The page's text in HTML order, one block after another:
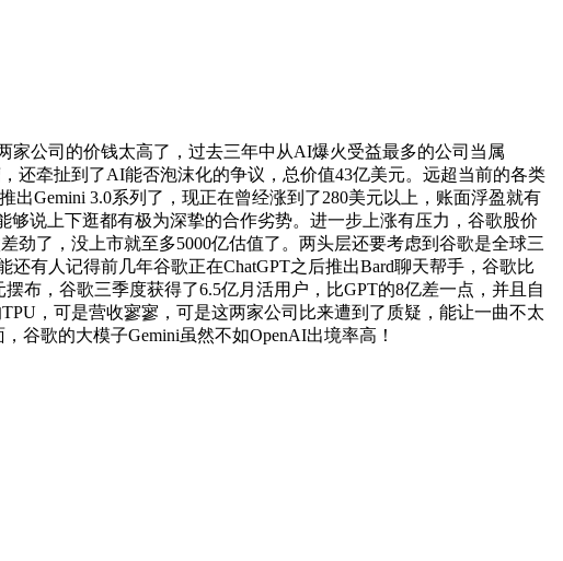
公司的价钱太高了，过去三年中从AI爆火受益最多的公司当属
还牵扯到了AI能否泡沫化的争议，总价值43亿美元。远超当前的各类
Gemini 3.0系列了，现正在曾经涨到了280美元以上，账面浮盈就有
说上下逛都有极为深挚的合作劣势。进一步上涨有压力，谷歌股价
劲了，没上市就至多5000亿估值了。两头层还要考虑到谷歌是全球三
有人记得前几年谷歌正在ChatGPT之后推出Bard聊天帮手，谷歌比
布，谷歌三季度获得了6.5亿月活用户，比GPT的8亿差一点，并且自
，可是营收寥寥，可是这两家公司比来遭到了质疑，能让一曲不太
谷歌的大模子Gemini虽然不如OpenAI出境率高！